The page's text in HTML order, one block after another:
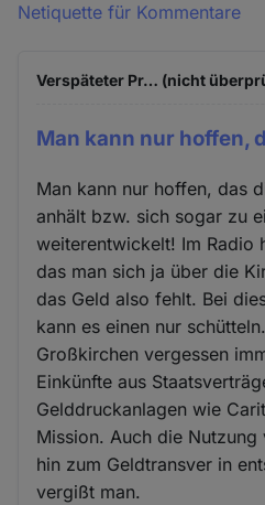
Netiquette für Kommentare
Verspäteter Pr… (nicht
Man kann nur hoffen,
Man kann nur hoffen, das
anhält bzw. sich sogar zu
weiterentwickelt! Im Radio
das man sich ja über die
das Geld also fehlt. Bei
kann es einen nur
Großkirchen vergessen
Einkünfte aus
Gelddruckanlagen wie
Mission. Auch die
hin zum Geldtransver in
vergißt man.